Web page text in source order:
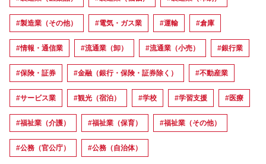
#製造業（その他） #電気・ガス業 #運輸 #倉庫
#情報・通信業 #流通業（卸） #流通業（小売） #銀行業
#保険・証券 #金融（銀行・保険・証券除く） #不動産業
#サービス業 #観光（宿泊） #学校 #学習支援 #医療
#福祉業（介護） #福祉業（保育） #福祉業（その他）
#公務（官公庁） #公務（自治体）